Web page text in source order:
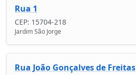
Rua 1
CEP: 15704-218
Jardim São Jorge
Rua João Gonçalves de Freitas